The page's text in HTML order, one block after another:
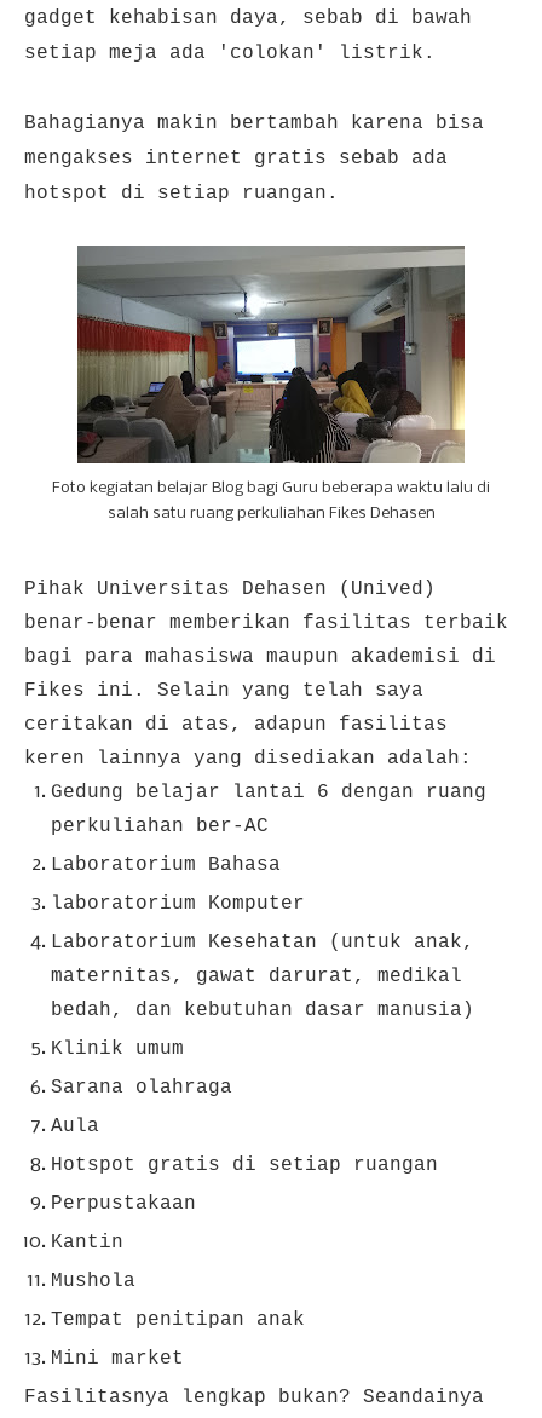
gadget kehabisan daya, sebab di bawah
setiap meja ada 'colokan' listrik.
Bahagianya makin bertambah karena bisa
mengakses internet gratis sebab ada
hotspot di setiap ruangan.
Foto kegiatan belajar Blog bagi Guru beberapa waktu lalu di
salah satu ruang perkuliahan Fikes Dehasen
Pihak Universitas Dehasen (Unived)
benar-benar memberikan fasilitas terbaik
bagi para mahasiswa maupun akademisi di
Fikes ini. Selain yang telah saya
ceritakan di atas, adapun fasilitas
keren lainnya yang disediakan adalah:
Gedung belajar lantai 6 dengan ruang
perkuliahan ber-AC
Laboratorium Bahasa
laboratorium Komputer
Laboratorium Kesehatan (untuk anak,
maternitas, gawat darurat, medikal
bedah, dan kebutuhan dasar manusia)
Klinik umum
Sarana olahraga
Aula
Hotspot gratis di setiap ruangan
Perpustakaan
Kantin
Mushola
Tempat penitipan anak
Mini market
Fasilitasnya lengkap bukan? Seandainya